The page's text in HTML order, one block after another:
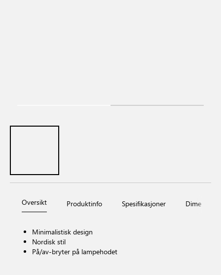
Oversikt Produktinfo Spesifikasjoner
Minimalistisk design
Nordisk stil
På/av-bryter på lampehodet